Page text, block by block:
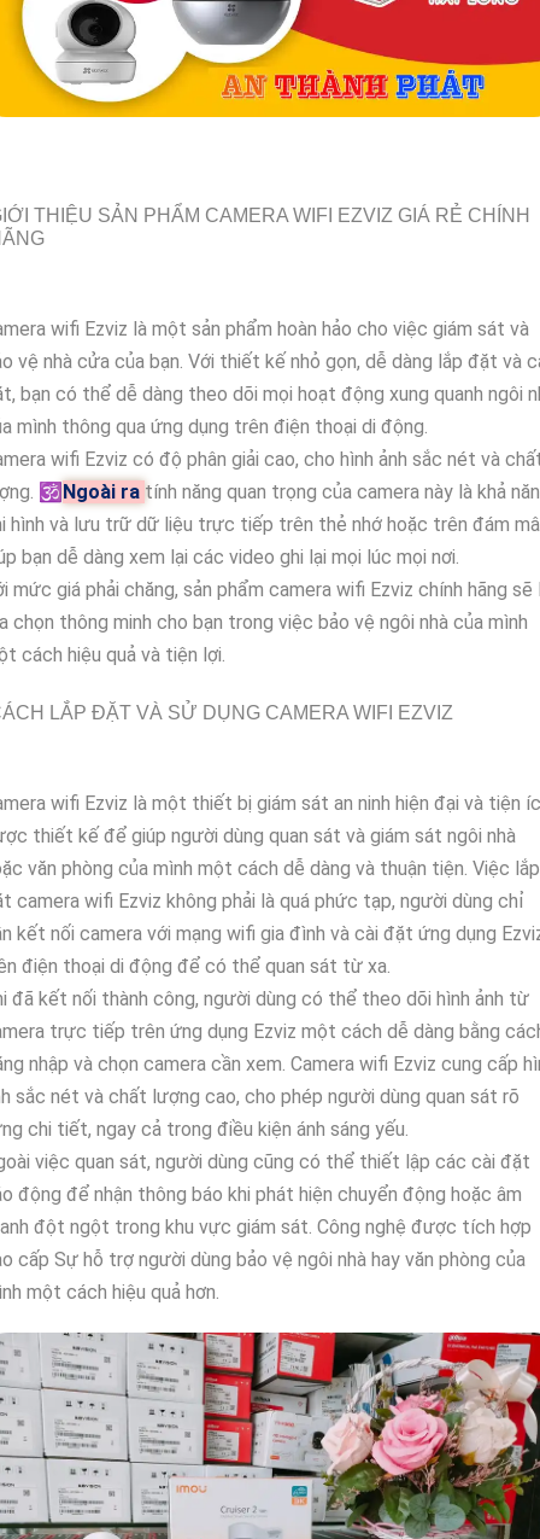
THIỆU SẢN PHẨM CAMERA WIFI EZVIZ GIÁ RẺ CHÍNH
wifi Ezviz là một sản phẩm hoàn hảo cho việc giám sát và
vệ nhà cửa của bạn. Với thiết kế nhỏ gọn, dễ dàng lắp đặt và
bạn có thể dễ dàng theo dõi mọi hoạt động xung quanh ngôi
mình thông qua ứng dụng trên điện thoại di động.
wifi Ezviz có độ phân giải cao, cho hình ảnh sắc nét và
🕉️ Ngoài ra tính năng quan trọng của camera này là khả
hình và lưu trữ dữ liệu trực tiếp trên thẻ nhớ hoặc trên đám
bạn dễ dàng xem lại các video ghi lại mọi lúc mọi nơi.
mức giá phải chăng, sản phẩm camera wifi Ezviz chính hãng sẽ
chọn thông minh cho bạn trong việc bảo vệ ngôi nhà của mình
cách hiệu quả và tiện lợi.
LẮP ĐẶT VÀ SỬ DỤNG CAMERA WIFI EZVIZ
wifi Ezviz là một thiết bị giám sát an ninh hiện đại và tiện
thiết kế để giúp người dùng quan sát và giám sát ngôi nhà
văn phòng của mình một cách dễ dàng và thuận tiện. Việc lắp
camera wifi Ezviz không phải là quá phức tạp, người dùng chỉ
kết nối camera với mạng wifi gia đình và cài đặt ứng dụng
điện thoại di động để có thể quan sát từ xa.
đã kết nối thành công, người dùng có thể theo dõi hình ảnh từ
trực tiếp trên ứng dụng Ezviz một cách dễ dàng bằng
nhập và chọn camera cần xem. Camera wifi Ezviz cung cấp
sắc nét và chất lượng cao, cho phép người dùng quan sát rõ
chi tiết, ngay cả trong điều kiện ánh sáng yếu.
việc quan sát, người dùng cũng có thể thiết lập các cài đặt
động để nhận thông báo khi phát hiện chuyển động hoặc âm
đột ngột trong khu vực giám sát. Công nghệ được tích hợp
cấp Sự hỗ trợ người dùng bảo vệ ngôi nhà hay văn phòng của
một cách hiệu quả hơn.